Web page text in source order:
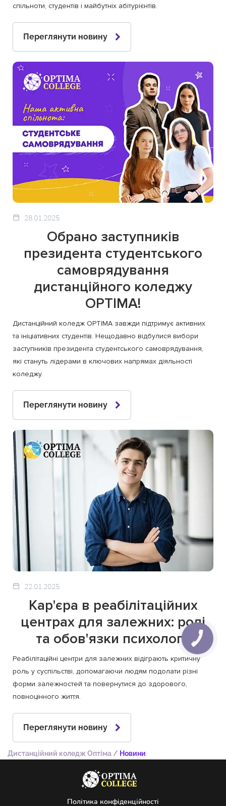
спільноти, студентів і майбутніх абітурієнтів.
Переглянути новину
28.01.2025
Обрано заступників
президента студентського
самоврядування
дистанційного коледжу
OPTIMA!
Дистанційний коледж OPTIMA завжди підтримує активних
та ініціативних студентів. Нещодавно відбулися вибори
заступників президента студентського самоврядування,
які стануть лідерами в ключових напрямах діяльності
коледжу.
Переглянути новину
22.01.2025
Кар'єра в реабілітаційних
центрах для залежних: ролі
та обов'язки психолога
Реабілітаційні центри для залежних відіграють критичну
роль у суспільстві, допомагаючи людям подолати різні
форми залежностей та повернутися до здорового,
повноцінного життя.
Переглянути новину
Дистанційний коледж Оптіма / Новини
Політика конфіденційності